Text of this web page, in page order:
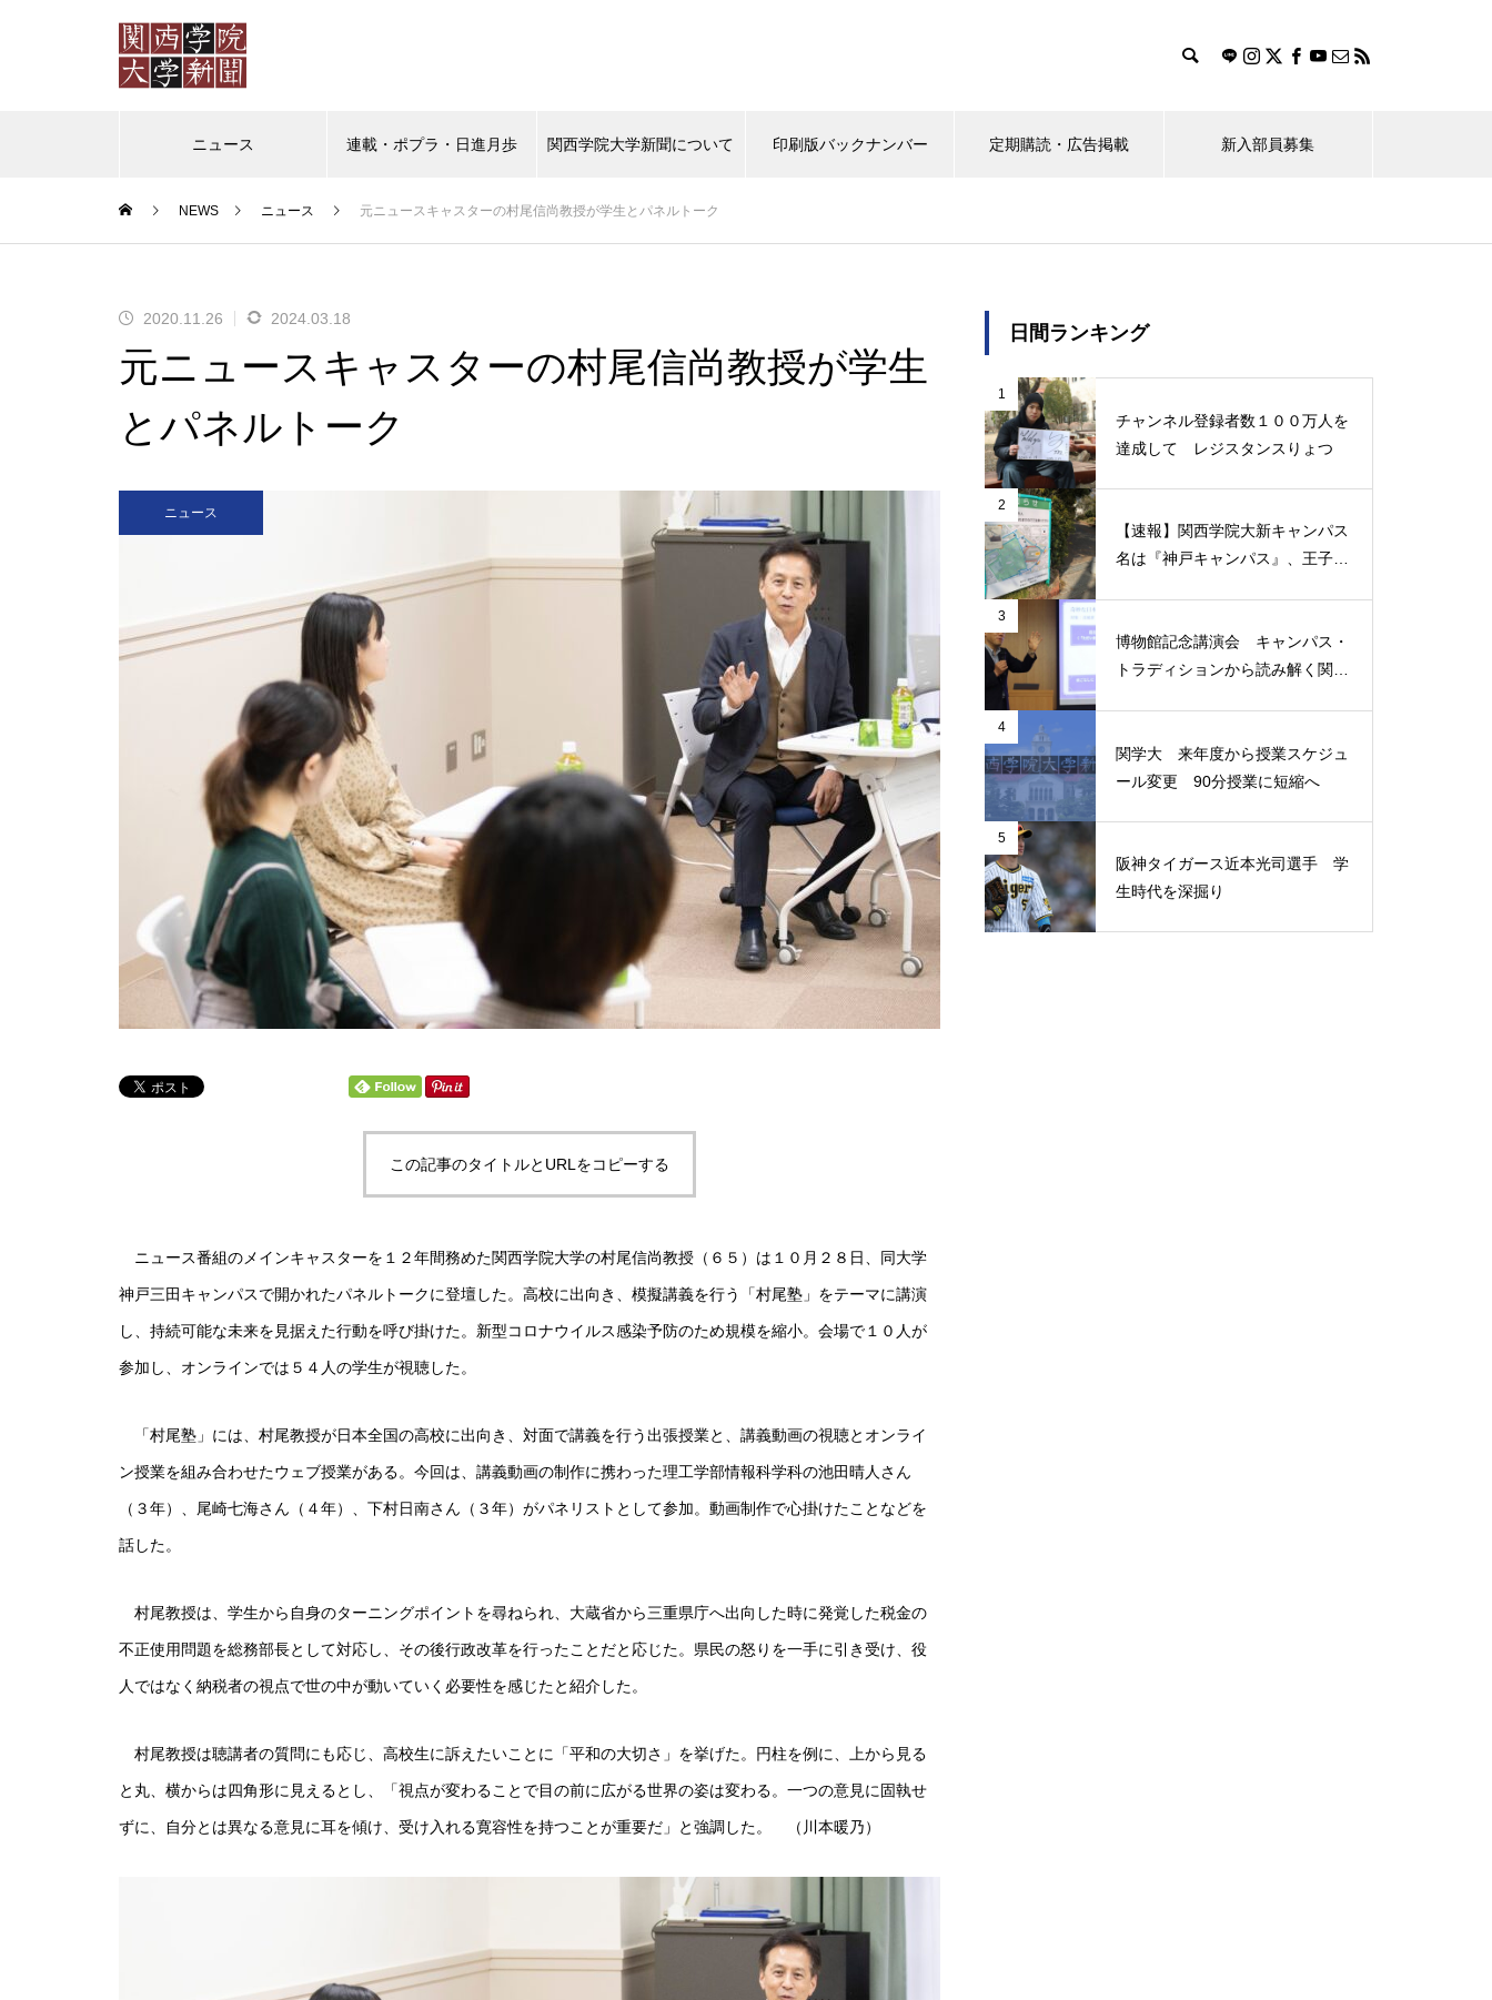
ニュース 連載・ポプラ・日進月歩 関西学院大学新聞について 印刷版バックナンバー 定期購読・広告掲載 新入部員募集
ポプラ 日進月歩 教授の背中 タイムスリップ この学生に注目！
ポプラ 「普通」を演じなくて
もいいように
ルから関心を
ルが教えてくれたこと
（ポプラ）かけがえのない日々
（ポプラ）天然パーマの大学生
は常々思う
学生のBeRealの使い方に対する
問題提起
（ポプラ）関学生は通学態度を
改善すべきだ
（ポプラ）
（ポプラ）タブー視される
「涙」を乗り越えるのは、発想
の転換
（ポプラ）進む高齢化 自分の
スキルで老後を守る
（ポプラ）不正転売の違法性
び 二次災害を防ぐには
NEWS ニュース 元ニュースキャスターの村尾信尚教授が学生とパネルトーク
2020.11.26 2024.03.18
元ニュースキャスターの村尾信尚教授が学生
とパネルトーク
ニュース
この記事のタイトルとURLをコピーする
ニュース番組のメインキャスターを１２年間務めた関西学院大学の村尾信尚教授（６５）は１０月２８日、同大学
神戸三田キャンパスで開かれたパネルトークに登壇した。高校に出向き、模擬講義を行う「村尾塾」をテーマに講演
し、持続可能な未来を見据えた行動を呼び掛けた。新型コロナウイルス感染予防のため規模を縮小。会場で１０人が
参加し、オンラインでは５４人の学生が視聴した。
「村尾塾」には、村尾教授が日本全国の高校に出向き、対面で講義を行う出張授業と、講義動画の視聴とオンライ
ン授業を組み合わせたウェブ授業がある。今回は、講義動画の制作に携わった理工学部情報科学科の池田晴人さん
（３年）、尾崎七海さん（４年）、下村日南さん（３年）がパネリストとして参加。動画制作で心掛けたことなどを
話した。
村尾教授は、学生から自身のターニングポイントを尋ねられ、大蔵省から三重県庁へ出向した時に発覚した税金の
不正使用問題を総務部長として対応し、その後行政改革を行ったことだと応じた。県民の怒りを一手に引き受け、役
人ではなく納税者の視点で世の中が動いていく必要性を感じたと紹介した。
村尾教授は聴講者の質問にも応じ、高校生に訴えたいことに「平和の大切さ」を挙げた。円柱を例に、上から見る
と丸、横からは四角形に見えるとし、「視点が変わることで目の前に広がる世界の姿は変わる。一つの意見に固執せ
ずに、自分とは異なる意見に耳を傾け、受け入れる寛容性を持つことが重要だ」と強調した。 （川本暖乃）
日間ランキング
1
チャンネル登録者数１００万人を
達成して レジスタンスりょつ
2
【速報】関西学院大新キャンパス
名は『神戸キャンパス』、王子公
3
博物館記念講演会 キャンパス・
トラディションから読み解く関西
4
関学大 来年度から授業スケジュ
ール変更 90分授業に短縮へ
5
阪神タイガース近本光司選手 学
生時代を深掘り